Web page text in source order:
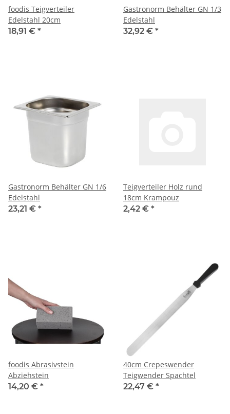
foodis Teigverteiler
Edelstahl 20cm
18,91 € *
Gastronorm Behälter GN 1/3
Edelstahl
32,92 € *
Gastronorm Behälter GN 1/6
Edelstahl
23,21 € *
Teigverteiler Holz rund
18cm Krampouz
2,42 € *
foodis Abrasivstein
Abziehstein
14,20 € *
40cm Crepeswender
Teigwender Spachtel
22,47 € *